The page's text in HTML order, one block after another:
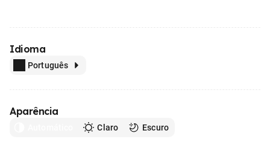
Idioma
Português
Aparência
Claro Escuro